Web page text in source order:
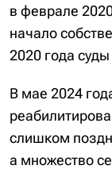
в феврале
начало
2020 года
В мае 2024
слишком
а множество